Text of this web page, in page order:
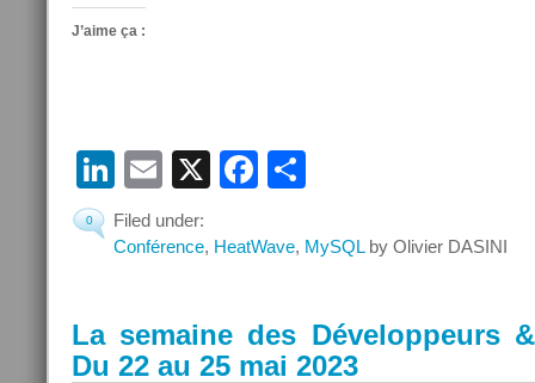
J’aime ça :
LinkedIn
Email
X Facebook
0
Filed under:
Conférence, HeatWave, MySQLby Olivier DASINI
La semaine des Développeurs
Du 22 au 25 mai 2023